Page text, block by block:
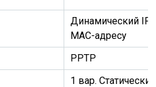
Динамический IP
MAC-адресу
PPTP
1 вар.